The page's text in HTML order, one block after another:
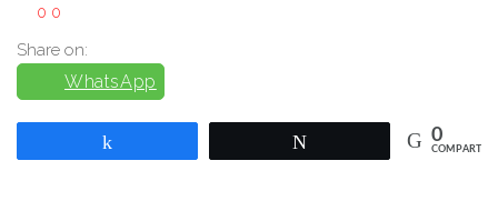
0 0
Share on:
WhatsApp
0
COMPARTIR